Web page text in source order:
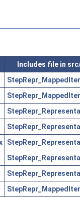
Includes file in